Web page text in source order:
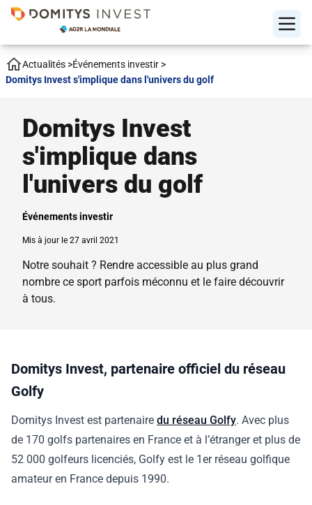
Actualités >Événements investir >
Domitys Invest s'implique dans l'univers du golf
Domitys Invest
s'implique dans
l'univers du golf
Événements investir
Mis à jour le 27 avril 2021
Notre souhait ? Rendre accessible au plus grand
nombre ce sport parfois méconnu et le faire découvrir
à tous.
Domitys Invest, partenaire officiel du réseau
Golfy
Domitys Invest est partenaire du réseau Golfy. Avec plus
de 170 golfs partenaires en France et à l’étranger et plus de
52 000 golfeurs licenciés, Golfy est le 1er réseau golfique
amateur en France depuis 1990.